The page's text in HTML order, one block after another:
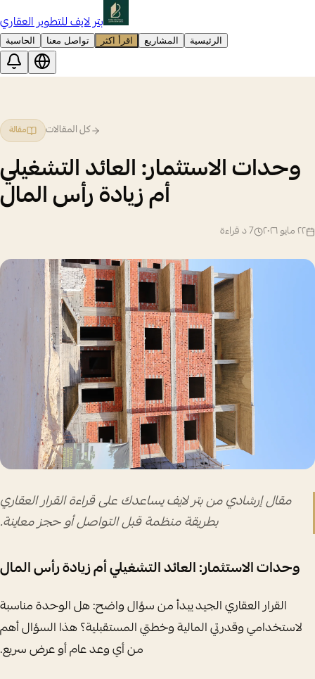
بتر لايف للتطوير العقاري
الرئيسية المشاريع اقرأ اكثر تواصل معنا الحاسبة
كل المقالات مقالة
وحدات الاستثمار: العائد التشغيلي
أم زيادة رأس المال
٢٢ مايو ٢٠٢٦ 7د قراءة
مقال إرشادي من بتر لايف يساعدك على قراءة القرار العقاري
بطريقة منظمة قبل التواصل أو حجز معاينة.
وحدات الاستثمار: العائد التشغيلي أم زيادة رأس المال
القرار العقاري الجيد يبدأ من سؤال واضح: هل الوحدة مناسبة
لاستخدامي وقدرتي المالية وخطتي المستقبلية؟ هذا السؤال أهم
من أي وعد عام أو عرض سريع.